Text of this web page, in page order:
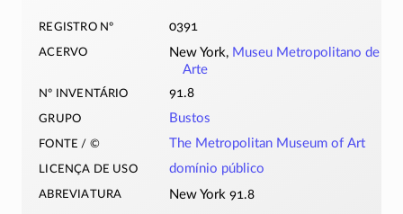
registro nº 0391
acervo New York, Museu Metropolitano de
Arte
nº inventário 91.8
grupo Bustos
fonte / © The Metropolitan Museum of Art
licença de uso domínio público
abreviatura New York 91.8